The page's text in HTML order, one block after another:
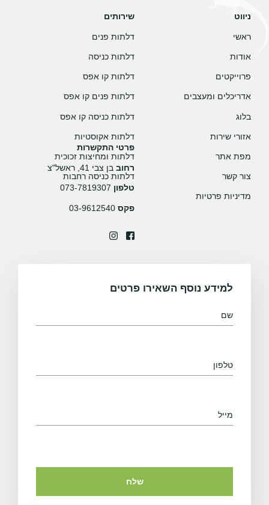
ניווט
ראשי
אודות
פרוייקטים
אדריכלים ומעצבים
בלוג
אזורי שירות
מפת אתר
צור קשר
מדיניות פרטיות
שירותים
דלתות פנים
דלתות כניסה
דלתות קו אפס
דלתות פנים קו אפס
דלתות כניסה קו אפס
דלתות אקוסטיות
דלתות ומחיצות זכוכית
דלתות כניסה רחבות
פרטי התקשרות
רחוב בן צבי 41, ראשל"צ
טלפון 073-7819307
פקס 03-9612540
למידע נוסף השאירו פרטים